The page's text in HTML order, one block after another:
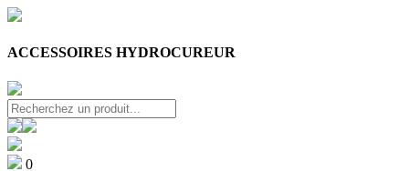
ACCESSOIRES HYDROCUREUR
0